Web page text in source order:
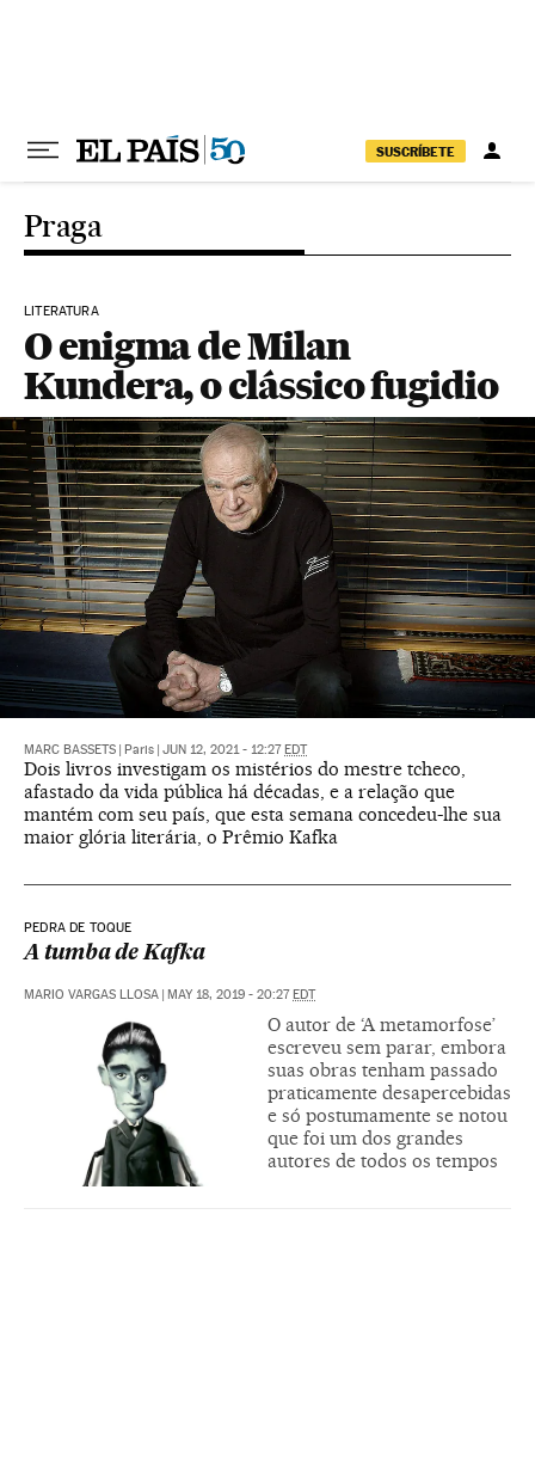
SUSCRÍBETE
Praga
LITERATURA
O enigma de Milan
Kundera, o clássico fugidio
MARC BASSETS Paris JUN 12, 2021 - 12:27 EDT
Dois livros investigam os mistérios do mestre tcheco,
afastado da vida pública há décadas, e a relação que
mantém com seu país, que esta semana concedeu-lhe sua
maior glória literária, o Prêmio Kafka
PEDRA DE TOQUE
A tumba de Kafka
MARIO VARGAS LLOSA MAY 18, 2019 - 20:27 EDT
O autor de ‘A metamorfose’
escreveu sem parar, embora
suas obras tenham passado
praticamente desapercebidas
e só postumamente se notou
que foi um dos grandes
autores de todos os tempos